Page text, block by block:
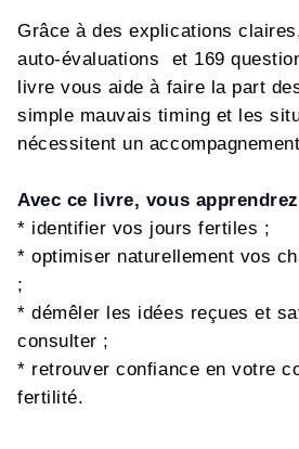
Grâce à des explications
auto-évaluations et 169
livre vous aide à faire la part
simple mauvais timing et les
nécessitent un
Avec ce livre, vous
* identifier vos jours fertiles ;
* optimiser naturellement vos
;
* démêler les idées reçues et
consulter ;
* retrouver confiance en votre
fertilité.